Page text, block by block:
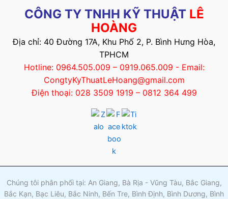
CÔNG TY TNHH KỸ THUẬT LÊ
HOÀNG
Địa chỉ: 40 Đường 17A, Khu Phố 2, P. Bình Hưng Hòa,
TPHCM
Hotline: 0964.505.009 – 0919.065.009 - Email:
CongtyKyThuatLeHoang@gmail.com
Điện thoại: 028 3509 1919 – 0812 364 499
Chúng tôi phân phối tại: An Giang, Bà Rịa - Vũng Tàu, Bắc Giang,
Bắc Kạn, Bạc Liêu, Bắc Ninh, Bến Tre, Bình Định, Bình Dương, Bình